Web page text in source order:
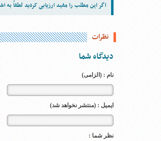
اگر این مطلب را مفید ارزیابی کردید لطفاً به
نظرات
دیدگاه شما
نام : (الزامی)
ایمیل : (منتشر نخواهد شد)
نظر شما :